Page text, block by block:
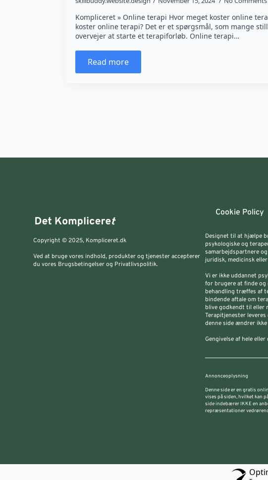
Kompliceret » Online terapi Hvor meget koster online
koster online terapi? Det er et spørgsmål, som mange
overvejer at starte et terapiforløb. Online terapi…
Read more
Copyright © 2025, Kompliceret.dk
Ved at bruge vores indhold, produkter og tjenester accepterer
du vores Brugsbetingelser og Privatlivspolitik.
Cookie Policy
Designet til at hjælpe
psykologiske og
samarbejdspartnere
juridisk, medicinsk
Vi er ikke uddannet
for brugere at finde og
behandling træffes af
bindende aftale om
blive godkendt til eller
Terapitjenester
denne side ændrer
Gengivelse af hele
Annonceoplysning
Denne side er en gratis
vises på siden, hvilket kan
side indebærer IKKE en
repræsentationer